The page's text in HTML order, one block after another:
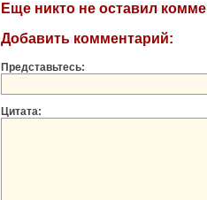
Еще никто не оставил
Добавить комментарий:
Представьтесь:
Цитата: